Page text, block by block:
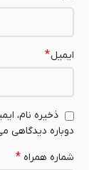
ایمیل*
ذخیره نام،
دوباره دیدگاهی
شماره همراه*